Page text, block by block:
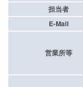
担当者
E-Mail
営業所等